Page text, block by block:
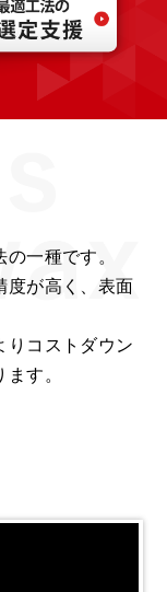
一種です。
度が高く、表面
りコストダウン
す。